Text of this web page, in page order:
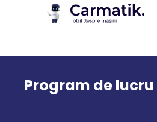
Program de lucru